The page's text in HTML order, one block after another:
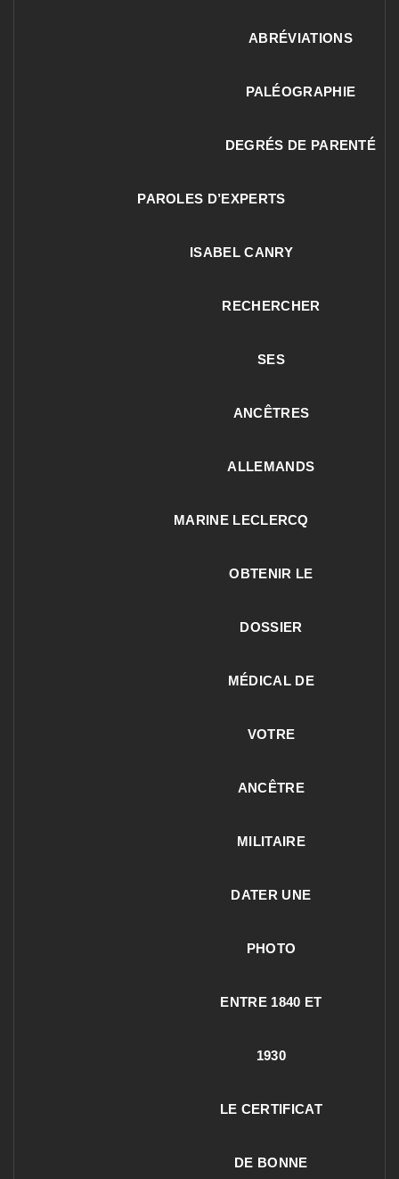
ABRÉVIATIONS
PALÉOGRAPHIE
DEGRÉS DE PARENTÉ
PAROLES D’EXPERTS
ISABEL CANRY
RECHERCHER
SES
ANCÊTRES
ALLEMANDS
MARINE LECLERCQ
OBTENIR LE
DOSSIER
MÉDICAL DE
VOTRE
ANCÊTRE
MILITAIRE
DATER UNE
PHOTO
ENTRE 1840 ET
1930
LE CERTIFICAT
DE BONNE